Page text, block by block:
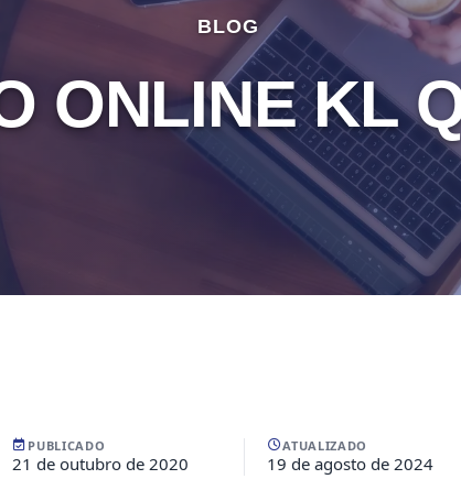
BLOG
ONLINE KL
PUBLICADO
21 de outubro de 2020
ATUALIZADO
19 de agosto de 2024